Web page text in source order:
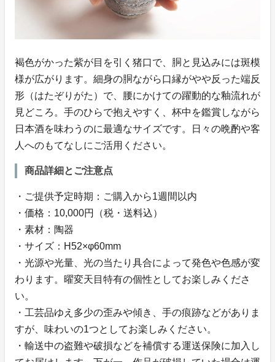
褐色がかった紫が目を引く猪口で、胴と見込みには斑模
様が広がります。細身の胴ながら口縁がやや反った端反
形（はたぞりがた）で、腰にかけての躍動的な釉流れが
見どころ。手のひらで抱えやすく、杯中を鑑賞しながら
日本酒を味わうのに最適なサイズです。日々の晩酌や客
人へのもてなしにご活用ください。
商品詳細とご注意点
・ご提供予定時期：ご購入から1週間以内
・価格：10,000円（税・送料込）
・素材：陶器
・サイズ：H52×φ60mm
・光源や光量、光の当たり具合によって発色や色感が変
わります。曜変天目特有の個性としてお楽しみくださ
い。
・工芸品ゆえ多少の歪みや傾き、手の痕跡などがありま
すが、味わいの1つとしてお楽しみください。
・輸送中の盗難や破損などを補償する運送保険に加入し